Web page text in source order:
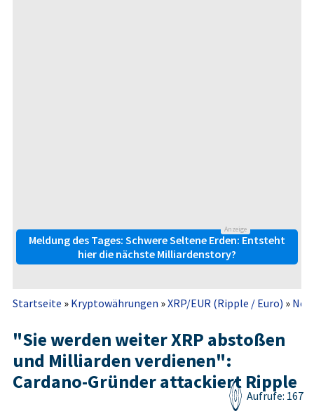
Anzeige
Meldung des Tages: Schwere Seltene Erden: Entsteht
hier die nächste Milliardenstory?
Startseite » Kryptowährungen »XRP/EUR (Ripple / Euro) »
"Sie werden weiter XRP abstoßen
und Milliarden verdienen":
Cardano-Gründer attackiert Ripple
Aufrufe: 167